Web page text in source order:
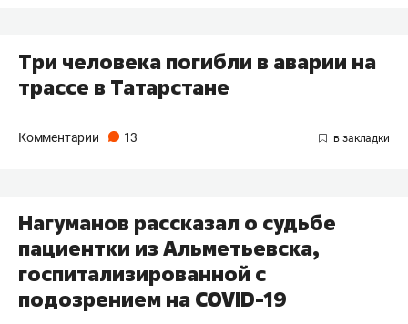
Три человека погибли в аварии на
трассе в Татарстане
Комментарии 13
Нагуманов рассказал о судьбе
пациентки из Альметьевска,
госпитализированной с
подозрением на COVID-19